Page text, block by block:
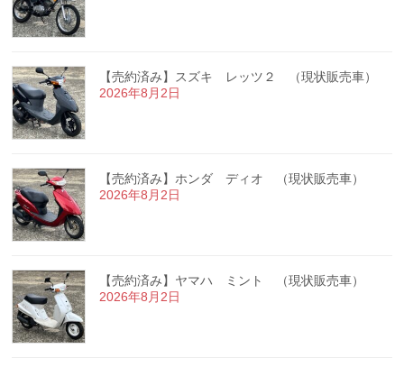
【売約済み】スズキ レッツ２ （現状販売車）
2026年8月2日
【売約済み】ホンダ ディオ （現状販売車）
2026年8月2日
【売約済み】ヤマハ ミント （現状販売車）
2026年8月2日